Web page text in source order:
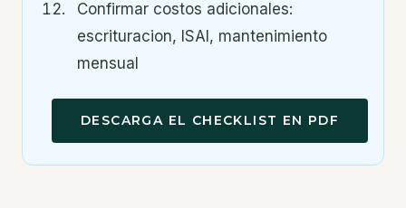
Confirmar costos adicionales:
escrituracion, ISAI, mantenimiento
mensual
DESCARGA EL CHECKLIST EN PDF